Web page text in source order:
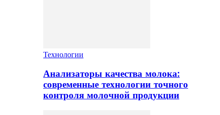
Технологии
Анализаторы качества молока:
современные технологии точного
контроля молочной продукции